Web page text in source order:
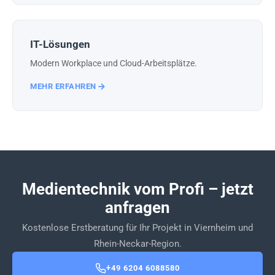
IT-Lösungen
Modern Workplace und Cloud-Arbeitsplätze.
MEHR ERFAHREN
Medientechnik vom Profi – jetzt
anfragen
Kostenlose Erstberatung für Ihr Projekt in Viernheim und
Rhein-Neckar-Region.
+49 6204 6088580